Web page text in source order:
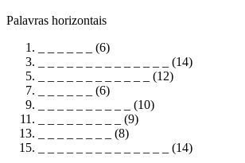
Palavras horizontais
_ _ _ _ _ _ (6)
_ _ _ _ _ _ _ _ _ _ _ _ _ _ (14)
_ _ _ _ _ _ _ _ _ _ _ _ (12)
_ _ _ _ _ _ (6)
_ _ _ _ _ _ _ _ _ _ (10)
_ _ _ _ _ _ _ _ _ (9)
_ _ _ _ _ _ _ _ (8)
_ _ _ _ _ _ _ _ _ _ _ _ _ _ (14)